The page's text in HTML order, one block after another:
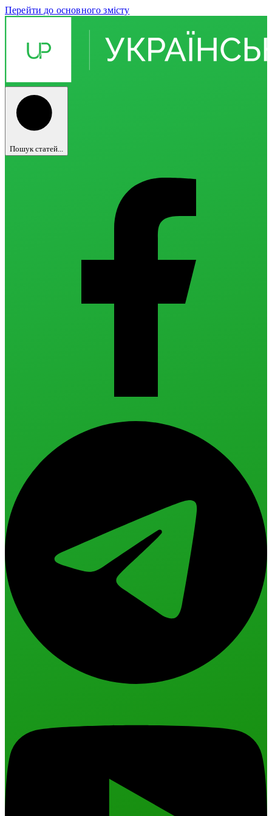
Перейти до основного змісту
Пошук статей...